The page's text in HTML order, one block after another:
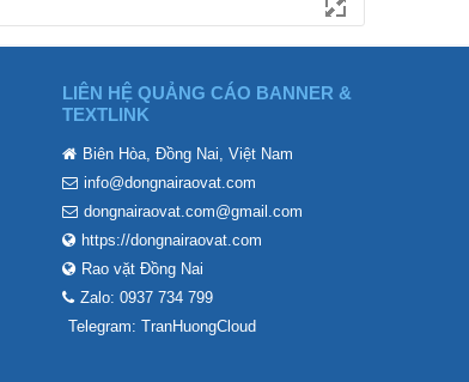
LIÊN HỆ QUẢNG CÁO BANNER &
TEXTLINK
Biên Hòa, Đồng Nai, Việt Nam
info@dongnairaovat.com
dongnairaovat.com@gmail.com
https://dongnairaovat.com
Rao vặt Đồng Nai
Zalo: 0937 734 799
Telegram: TranHuongCloud